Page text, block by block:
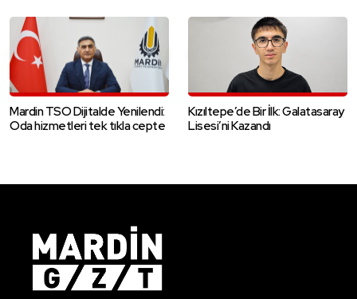
Mardin TSO Dijitalde Yenilendi:
Oda hizmetleri tek tıkla cepte
Kızıltepe’de Bir İlk: Galatasaray
Lisesi’ni Kazandı